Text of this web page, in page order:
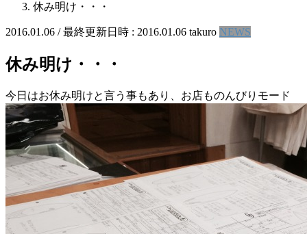
休み明け・・・
2016.01.06 / 最終更新日時 : 2016.01.06 takuro NEWS
休み明け・・・
今日はお休み明けと言う事もあり、お店ものんびりモード